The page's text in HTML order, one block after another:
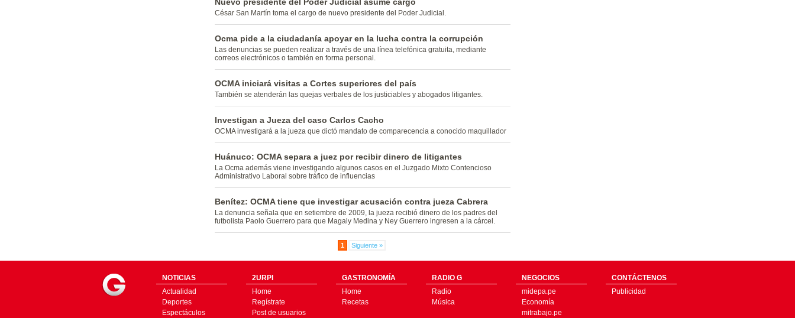
César San Martín toma el cargo de nuevo presidente del Poder Judicial.
Ocma pide a la ciudadanía apoyar en la lucha contra la corrupción
Las denuncias se pueden realizar a través de una línea telefónica gratuita, mediante
correos electrónicos o también en forma personal.
OCMA iniciará visitas a Cortes superiores del país
También se atenderán las quejas verbales de los justiciables y abogados litigantes.
Investigan a Jueza del caso Carlos Cacho
OCMA investigará a la jueza que dictó mandato de comparecencia a conocido maquillador
Huánuco: OCMA separa a juez por recibir dinero de litigantes
La Ocma además viene investigando algunos casos en el Juzgado Mixto Contencioso
Administrativo Laboral sobre tráfico de influencias
Benítez: OCMA tiene que investigar acusación contra jueza Cabrera
La denuncia señala que en setiembre de 2009, la jueza recibió dinero de los padres del
futbolista Paolo Guerrero para que Magaly Medina y Ney Guerrero ingresen a la cárcel.
1 Siguiente »
NOTICIAS
Actualidad
Deportes
Espectáculos
2URPI
Home
Regístrate
Post de usuarios
GASTRONOMÍA
Home
Recetas
RADIO G
Radio
Música
NEGOCIOS
midepa.pe
Economía
mitrabajo.pe
CONTÁCTENOS
Publicidad